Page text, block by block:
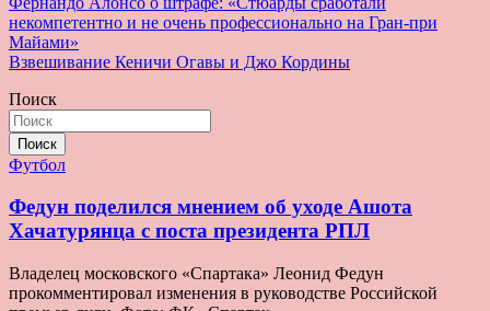
Навигация
по
записям
некомпетентно и не очень профессионально на Гран-при
Майами»
Взвешивание Кеничи Огавы и Джо Кордины
Поиск
Поиск
Футбол
Федун поделился мнением об уходе Ашота
Хачатурянца с поста президента РПЛ
Владелец московского «Спартака» Леонид Федун
прокомментировал изменения в руководстве Российской